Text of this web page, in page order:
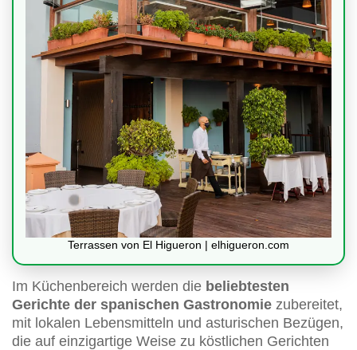
Terrassen von El Higueron | elhigueron.com
Im Küchenbereich werden die beliebtesten
Gerichte der spanischen Gastronomie zubereitet,
mit lokalen Lebensmitteln und asturischen Bezügen,
die auf einzigartige Weise zu köstlichen Gerichten